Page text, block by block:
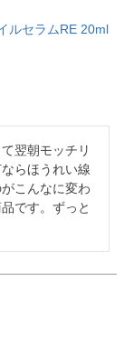
ルセラムRE 20ml
翌朝モッチリ
らほうれい線
こんなに変わ
です。ずっと